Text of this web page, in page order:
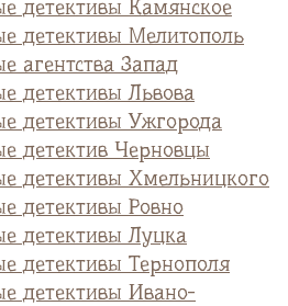
детективы Камянское
детективы Мелитополь
агентства Запад
детективы Львова
детективы Ужгорода
детектив Черновцы
детективы Хмельницкого
детективы Ровно
детективы Луцка
детективы Тернополя
детективы Ивано-